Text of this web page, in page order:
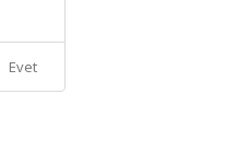
Evet